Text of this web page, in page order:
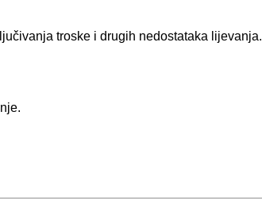
troske i drugih nedostataka lijevanja.